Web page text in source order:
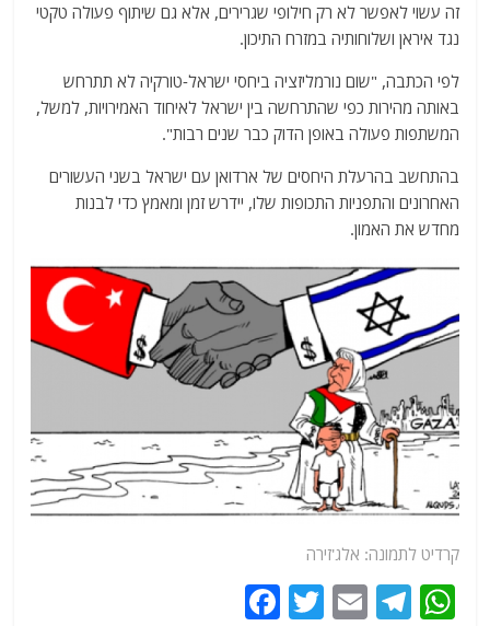
זה עשוי לאפשר לא רק חילופי שגרירים, אלא גם שיתוף פעולה טקטי
נגד איראן ושלוחותיה במזרח התיכון.
לפי הכתבה, "שום נורמליזציה ביחסי ישראל-טורקיה לא תתרחש
באותה מהירות כפי שהתרחשה בין ישראל לאיחוד האמירויות, למשל,
המשתפות פעולה באופן הדוק כבר שנים רבות".
בהתחשב בהרעלת היחסים של ארדואן עם ישראל בשני העשורים
האחרונים והתפניות התכופות שלו, יידרש זמן ומאמץ כדי לבנות
מחדש את האמון.
קרדיט לתמונה: אלג'זירה
W
T
E
T